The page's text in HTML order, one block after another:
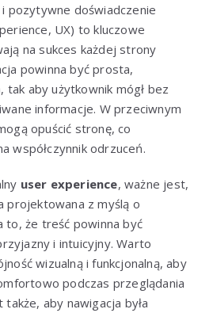
i pozytywne doświadczenie
UX) to kluczowe
na sukces każdej strony
powinna być prosta,
aby użytkownik mógł bez
informacje. W przeciwnym
opuścić stronę, co
współczynnik odrzuceń.
user experience, ważne jest,
projektowana z myślą o
to, że treść powinna być
i intuicyjny. Warto
wizualną i funkcjonalną, aby
podczas przeglądania
aby nawigacja była